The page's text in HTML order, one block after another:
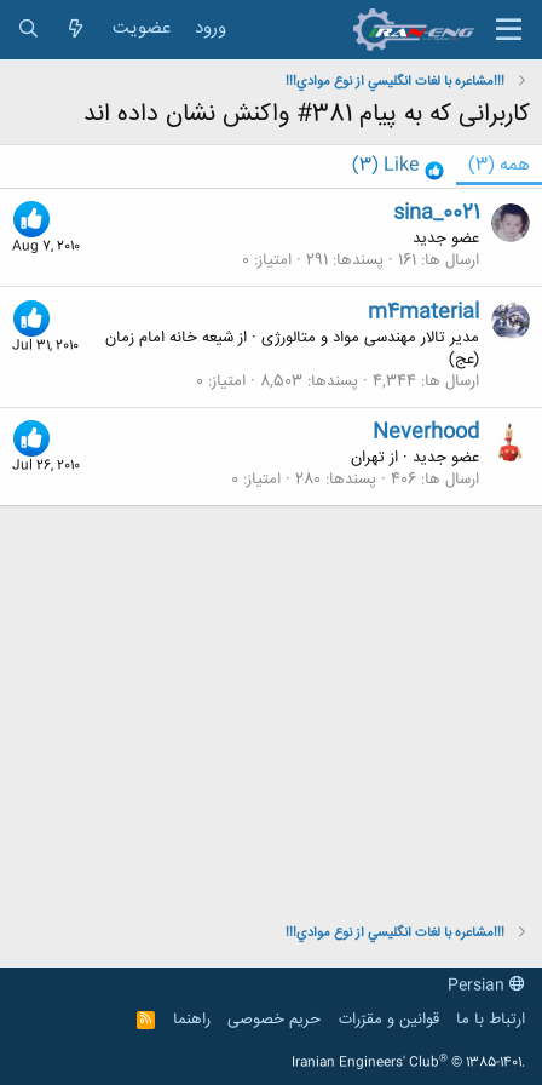
ورود عضویت
!!!مشاعره با لغات انگليسي از نوع موادي!!!
کاربرانی که به پیام 381# واکنش نشان داده اند
همه (3)
Like
(3)
Aug 7, 2010
sina_0021
عضو جدید
ارسال ها 161 پسندها 291 امتیاز 0
Jul 31, 2010
m4material
مدیر تالار مهندسی مواد و متالورژی · ازشیعه خانه امام زمان
(عج)
ارسال ها 4,344 پسندها 8,503 امتیاز 0
Jul 26, 2010
Neverhood
عضو جدید · ازتهران
ارسال ها 406 پسندها 280 امتیاز 0
!!!مشاعره با لغات انگليسي از نوع موادي!!!
ارتباط با ما
قوانین و مقرّرات حریم خصوصی راهنما
R
S
Iranian Engineers' Club® © 1385-1401.